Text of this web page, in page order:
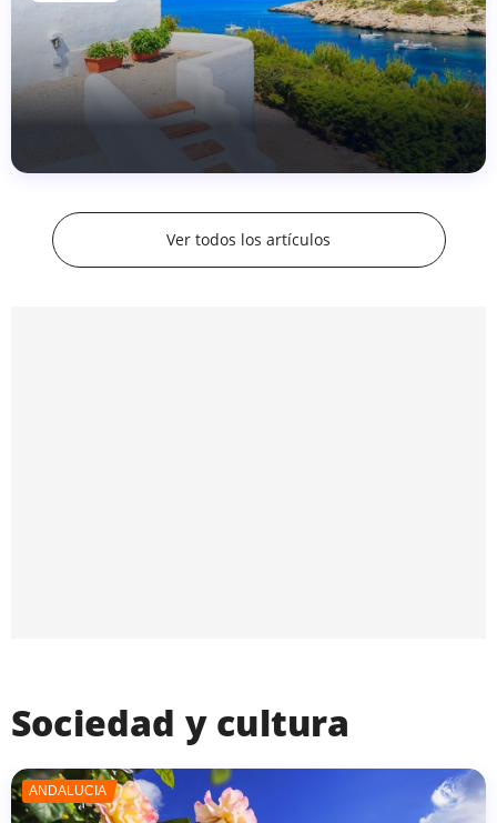
Ver todos los artículos
Sociedad y cultura
ANDALUCÍA